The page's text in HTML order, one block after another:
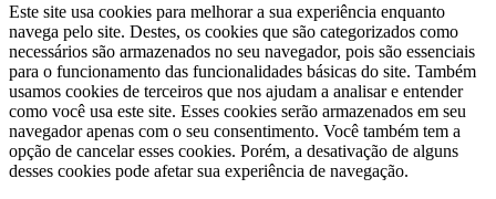
Este site usa cookies para melhorar a sua experiência enquanto
navega pelo site. Destes, os cookies que são categorizados como
necessários são armazenados no seu navegador, pois são essenciais
para o funcionamento das funcionalidades básicas do site. Também
usamos cookies de terceiros que nos ajudam a analisar e entender
como você usa este site. Esses cookies serão armazenados em seu
navegador apenas com o seu consentimento. Você também tem a
opção de cancelar esses cookies. Porém, a desativação de alguns
desses cookies pode afetar sua experiência de navegação.